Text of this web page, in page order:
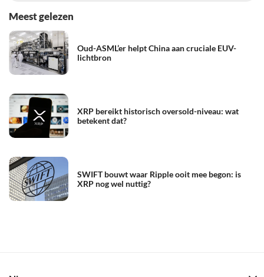
Meest gelezen
Oud-ASML’er helpt China aan cruciale EUV-
lichtbron
XRP bereikt historisch oversold-niveau: wat
betekent dat?
SWIFT bouwt waar Ripple ooit mee begon: is
XRP nog wel nuttig?